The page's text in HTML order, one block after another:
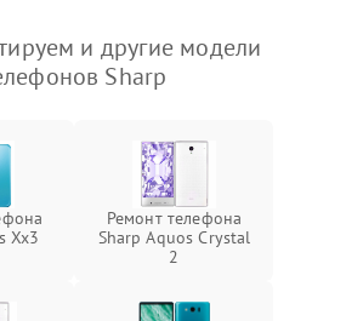
и другие модели
Sharp
Xx3
Ремонт телефона
Sharp Aquos Crystal
2